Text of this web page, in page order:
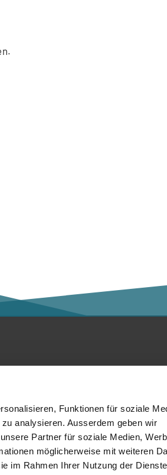
Funktionen für soziale
analysieren. Ausserdem geben wir
Partner für soziale Medien,
möglicherweise mit weiteren
im Rahmen Ihrer Nutzung der Dienste
Mitglied von: